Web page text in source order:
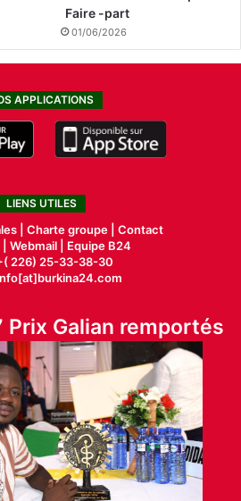
Faire -part
01/06/2026
APPLICATIONS
LIENS UTILES
| Charte groupe | Contact
| Webmail |
Equipe B24
226) 25-33-38-30
Prix Galian remportés